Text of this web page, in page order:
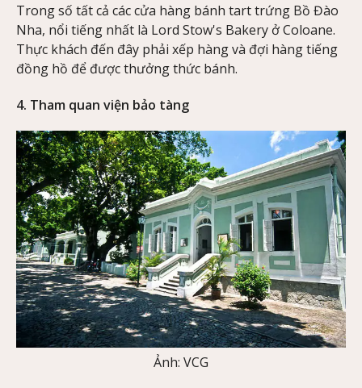
Trong số tất cả các cửa hàng bánh tart trứng Bồ Đào
Nha, nổi tiếng nhất là Lord Stow's Bakery ở Coloane.
Thực khách đến đây phải xếp hàng và đợi hàng tiếng
đồng hồ để được thưởng thức bánh.
4. Tham quan viện bảo tàng
Ảnh: VCG